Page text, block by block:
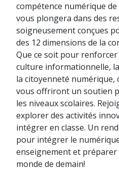
compétence numérique
vous plongera dans des
soigneusement conçues
des 12 dimensions de la
Que ce soit pour
culture informationnelle,
la citoyenneté numérique,
vous offriront un soutien
les niveaux scolaires.
explorer des activités
intégrer en classe. Un
pour intégrer le
enseignement et préparer
monde de demain!